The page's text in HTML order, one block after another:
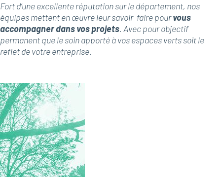
Fort d’une excellente réputation sur le département, nos
équipes mettent en œuvre leur savoir-faire pourvous
accompagner dans vos projets. Avec pour objectif
permanent que le soin apporté à vos espaces verts soit le
reflet de votre entreprise.